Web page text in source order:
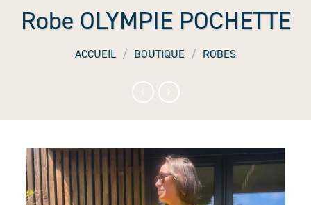
Robe OLYMPIE POCHETTE
ACCUEIL / BOUTIQUE / ROBES